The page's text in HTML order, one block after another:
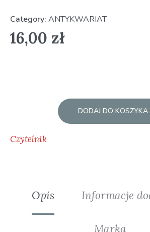
Category: ANTYKWARIAT
16,00 zł
DODAJ DO KOSZYKA
Czytelnik
Opis Informacje
Marka